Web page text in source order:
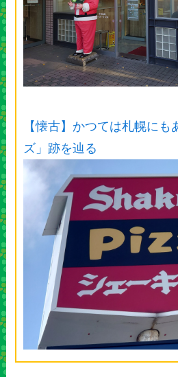
【懐古】かつては札幌に
ズ」跡を辿る